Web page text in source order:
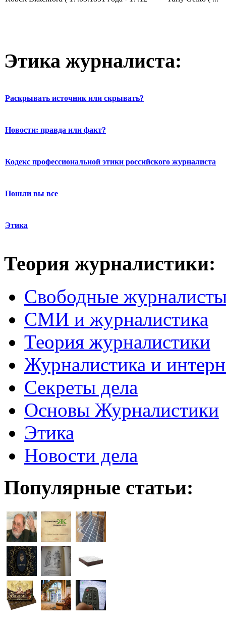
Этика журналиста:
Раскрывать источник или скрывать?
Новости: правда или факт?
Кодекс профессиональной этики российского журналиста
Пошли вы все
Этика
Теория журналистики:
Свободные
СМИ и журналистика
Теория журналистики
Журналистика и
Секреты дела
Основы Журналистики
Этика
Новости дела
Популярные статьи: